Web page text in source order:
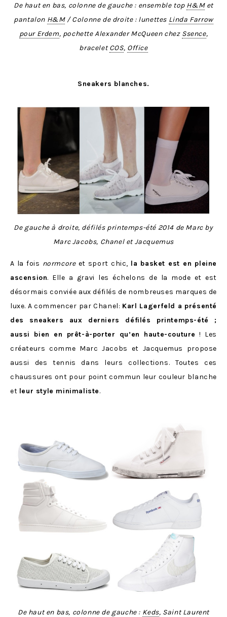
De haut en bas, colonne de gauche : ensemble top H&Met
pantalon H&M/ Colonne de droite : lunettes Linda Farrow
pour Erdem, pochette Alexander McQueen chez Ssence,
braceletCOS, Office
Sneakers blanches.
De gauche à droite, défilés printemps-été 2014 de Marc by
Marc Jacobs, Chanel et Jacquemus
A la fois normcoreet sport chic, la basket est en pleine
ascension. Elle a gravi les échelons de la mode et est
désormais conviée aux défilés de nombreuses marques de
luxe. A commencer par Chanel: Karl Lagerfeld a présenté
des sneakers aux derniers défilés printemps-été ;
aussi bien en prêt-à-porter qu’en haute-couture ! Les
créateurs comme Marc Jacobs et Jacquemus propose
aussi des tennis dans leurs collections. Toutes ces
chaussures ont pour point commun leur couleur blanche
et leur style minimaliste.
De haut en bas, colonne de gauche : Keds, Saint Laurent